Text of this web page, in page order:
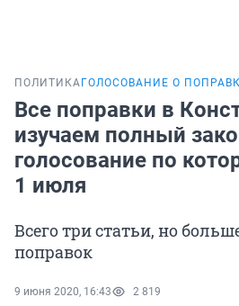
ПОЛИТИКА ГОЛОСОВАНИЕ О
Все поправки в
изучаем полный
голосование по
1 июля
Всего три статьи, но
поправок
9 июня 2020, 16:43 2 819